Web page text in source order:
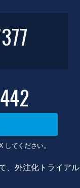
してください。
、外注化トライアル